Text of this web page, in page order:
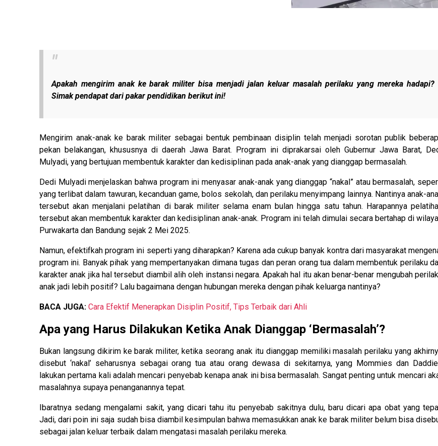
Apakah mengirim anak ke barak militer bisa menjadi jalan keluar masalah perilaku yang mereka hadapi?
Simak pendapat dari pakar pendidikan berikut ini!
Mengirim anak-anak ke barak militer sebagai bentuk pembinaan disiplin telah menjadi sorotan publik
pekan belakangan, khususnya di daerah Jawa Barat. Program ini diprakarsai oleh Gubernur Jawa Barat,
Mulyadi, yang bertujuan membentuk karakter dan kedisiplinan pada anak-anak yang dianggap bermasalah.
Dedi Mulyadi menjelaskan bahwa program ini menyasar anak-anak yang dianggap “nakal” atau bermasalah,
yang terlibat dalam tawuran, kecanduan game, bolos sekolah, dan perilaku menyimpang lainnya. Nantinya anak-
tersebut akan menjalani pelatihan di barak militer selama enam bulan hingga satu tahun. Harapannya
tersebut akan membentuk karakter dan kedisiplinan anak-anak. Program ini telah dimulai secara bertahap di
Purwakarta dan Bandung sejak 2 Mei 2025.
Namun, efektifkah program ini seperti yang diharapkan? Karena ada cukup banyak kontra dari masyarakat
program ini. Banyak pihak yang mempertanyakan dimana tugas dan peran orang tua dalam membentuk perilaku
karakter anak jika hal tersebut diambil alih oleh instansi negara. Apakah hal itu akan benar-benar mengubah
anak jadi lebih positif? Lalu bagaimana dengan hubungan mereka dengan pihak keluarga nantinya?
BACA JUGA: Cara Efektif Menerapkan Disiplin Positif, Tips Terbaik dari Ahli
Apa yang Harus Dilakukan Ketika Anak Dianggap ‘Bermasalah’?
Bukan langsung dikirim ke barak militer, ketika seorang anak itu dianggap memiliki masalah perilaku yang
disebut ‘nakal’ seharusnya sebagai orang tua atau orang dewasa di sekitarnya, yang Mommies dan
lakukan pertama kali adalah mencari penyebab kenapa anak ini bisa bermasalah. Sangat penting untuk mencari
masalahnya supaya penanganannya tepat.
Ibaratnya sedang mengalami sakit, yang dicari tahu itu penyebab sakitnya dulu, baru dicari apa obat yang
Jadi, dari poin ini saja sudah bisa diambil kesimpulan bahwa memasukkan anak ke barak militer belum bisa
sebagai jalan keluar terbaik dalam mengatasi masalah perilaku mereka.